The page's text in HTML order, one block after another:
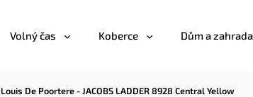
Volný čas Koberce Dům a zahrada
De Poortere - JACOBS LADDER 8928 Central Yellow